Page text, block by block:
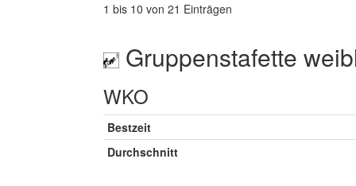
1 bis 10 von 21 Einträgen
Gruppenstafette
WKO
Bestzeit
Durchschnitt